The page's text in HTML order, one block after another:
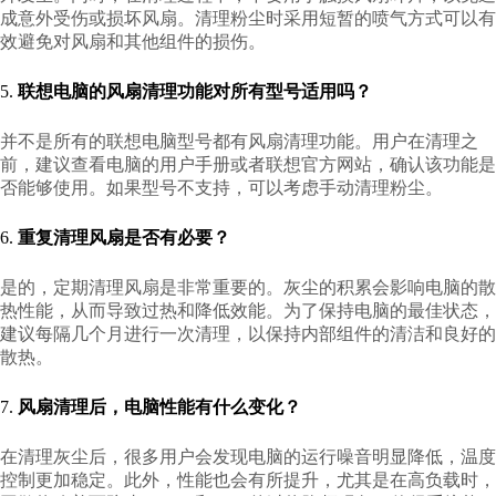
成意外受伤或损坏风扇。清理粉尘时采用短暂的喷气方式可以有
效避免对风扇和其他组件的损伤。
5. 联想电脑的风扇清理功能对所有型号适用吗？
并不是所有的联想电脑型号都有风扇清理功能。用户在清理之
前，建议查看电脑的用户手册或者联想官方网站，确认该功能是
否能够使用。如果型号不支持，可以考虑手动清理粉尘。
6. 重复清理风扇是否有必要？
是的，定期清理风扇是非常重要的。灰尘的积累会影响电脑的散
热性能，从而导致过热和降低效能。为了保持电脑的最佳状态，
建议每隔几个月进行一次清理，以保持内部组件的清洁和良好的
散热。
7. 风扇清理后，电脑性能有什么变化？
在清理灰尘后，很多用户会发现电脑的运行噪音明显降低，温度
控制更加稳定。此外，性能也会有所提升，尤其是在高负载时，